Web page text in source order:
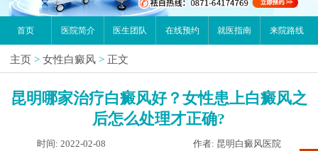
首页 医院简介 医生团队 在线预约 就医指南 来院路线
主页 > 女性白癜风 > 正文
昆明哪家治疗白癜风好？女性患上白癜风之
后怎么处理才正确?
时间: 2022-02-08 作者: 昆明白癜风医院